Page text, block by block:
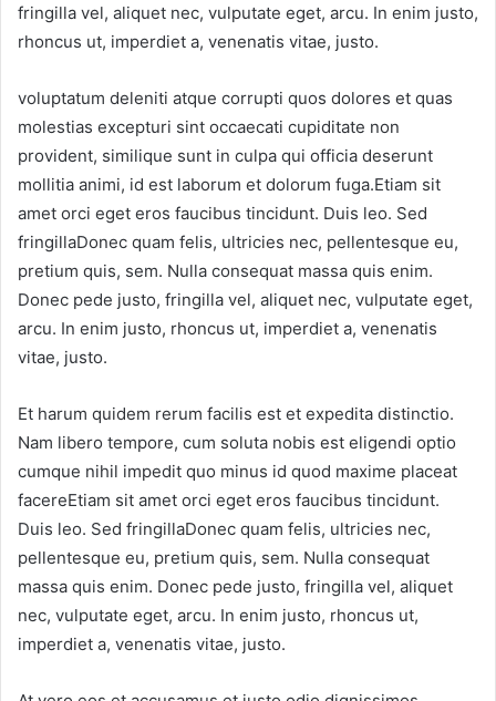
fringilla vel, aliquet nec, vulputate eget, arcu. In enim justo,
rhoncus ut, imperdiet a, venenatis vitae, justo.
voluptatum deleniti atque corrupti quos dolores et quas
molestias excepturi sint occaecati cupiditate non
provident, similique sunt in culpa qui officia deserunt
mollitia animi, id est laborum et dolorum fuga.Etiam sit
amet orci eget eros faucibus tincidunt. Duis leo. Sed
fringillaDonec quam felis, ultricies nec, pellentesque eu,
pretium quis, sem. Nulla consequat massa quis enim.
Donec pede justo, fringilla vel, aliquet nec, vulputate eget,
arcu. In enim justo, rhoncus ut, imperdiet a, venenatis
vitae, justo.
Et harum quidem rerum facilis est et expedita distinctio.
Nam libero tempore, cum soluta nobis est eligendi optio
cumque nihil impedit quo minus id quod maxime placeat
facereEtiam sit amet orci eget eros faucibus tincidunt.
Duis leo. Sed fringillaDonec quam felis, ultricies nec,
pellentesque eu, pretium quis, sem. Nulla consequat
massa quis enim. Donec pede justo, fringilla vel, aliquet
nec, vulputate eget, arcu. In enim justo, rhoncus ut,
imperdiet a, venenatis vitae, justo.